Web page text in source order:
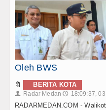
Oleh BWS
🔖 BERITA KOTA
👤 Radar Medan 🕔 18:09:37,
RADARMEDAN.COM -